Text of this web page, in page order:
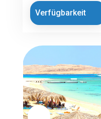
Verfügbarkeit